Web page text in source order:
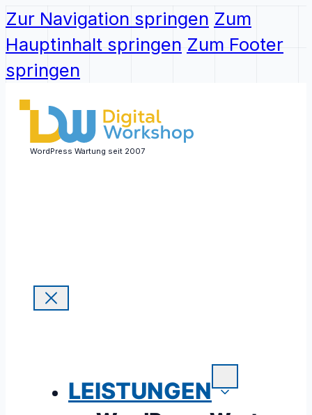
Zur Navigation springen Zum
Hauptinhalt springen Zum Footer
springen
WordPress Wartung seit 2007
LEISTUNGEN